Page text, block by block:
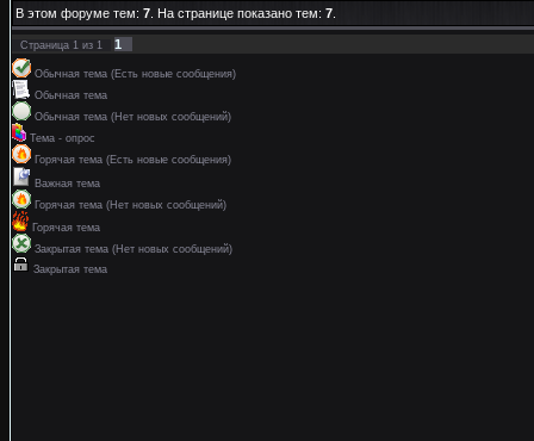
В этом форуме тем: 7 . На странице показано тем: 7
Страница 1 из 1 1
Обычная тема (Есть новые сообщения)
Обычная тема
Обычная тема (Нет новых сообщений)
Тема - опрос
Горячая тема (Есть новые сообщения)
Важная тема
Горячая тема (Нет новых сообщений)
Горячая тема
Закрытая тема (Нет новых сообщений)
Закрытая тема